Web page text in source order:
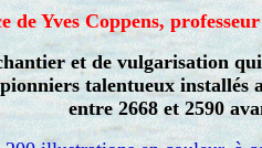
de Yves Coppens,
et de vulgarisation
pionniers talentueux installés
entre 2668 et 2590